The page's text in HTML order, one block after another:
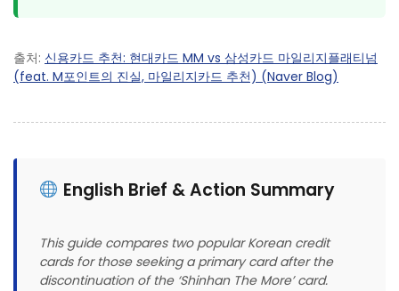
출처: 신용카드 추천: 현대카드 MM vs 삼성카드 마일리지플래티넘
(feat. M포인트의 진실, 마일리지카드 추천) (Naver Blog)
English Brief & Action Summary
This guide compares two popular Korean credit
cards for those seeking a primary card after the
discontinuation of the ‘Shinhan The More’ card.